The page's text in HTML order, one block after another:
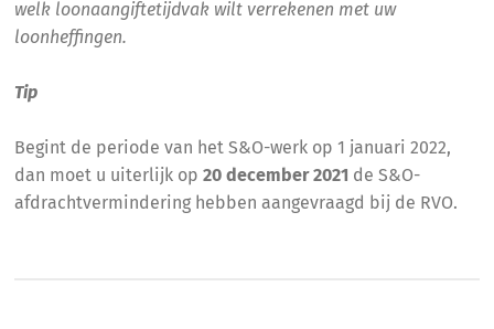
welk loonaangiftetijdvak wilt verrekenen met uw
loonheffingen.
Tip
Begint de periode van het S&O-werk op 1 januari 2022,
dan moet u uiterlijk op20 december 2021 de S&O-
afdrachtvermindering hebben aangevraagd bij de RVO.